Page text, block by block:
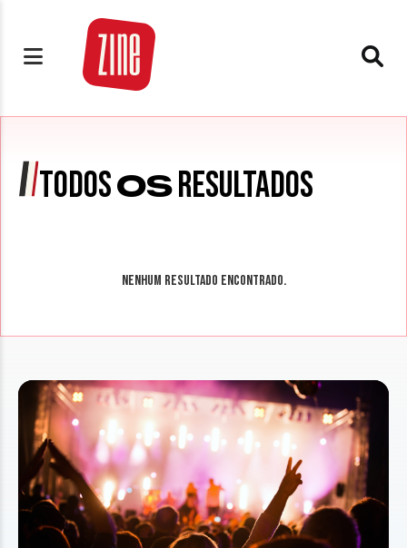
TODOSOSRESULTADOS
Nenhum resultado encontrado.